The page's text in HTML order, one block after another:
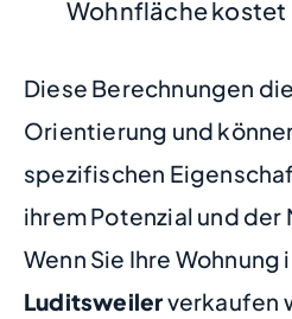
Wohnfläche kostet
Diese Berechnungen
Orientierung und
spezifischen
ihrem Potenzial und
Wenn Sie Ihre Wohnung
Luditsweilerverkaufen